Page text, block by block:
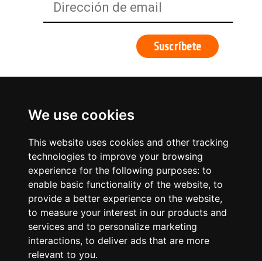
We use cookies
This website uses cookies and other tracking
technologies to improve your browsing
experience for the following purposes: to
enable basic functionality of the website, to
provide a better experience on the website,
to measure your interest in our products and
services and to personalize marketing
interactions, to deliver ads that are more
relevant to you.
¿Qué hacemos?